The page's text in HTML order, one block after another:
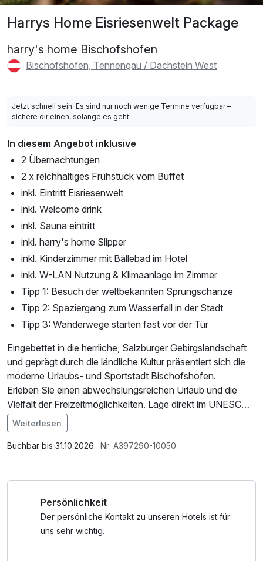
Harrys Home Eisriesenwelt Package
harry's home Bischofshofen
Bischofshofen, Tennengau / Dachstein West
Jetzt schnell sein: Es sind nur noch wenige Termine verfügbar –
sichere dir einen, solange es geht.
In diesem Angebot inklusive
2 Übernachtungen
2 x reichhaltiges Frühstück vom Buffet
inkl. Eintritt Eisriesenwelt
inkl. Welcome drink
inkl. Sauna eintritt
inkl. harry's home Slipper
inkl. Kinderzimmer mit Bällebad im Hotel
inkl. W-LAN Nutzung & Klimaanlage im Zimmer
Tipp 1: Besuch der weltbekannten Sprungschanze
Tipp 2: Spaziergang zum Wasserfall in der Stadt
Tipp 3: Wanderwege starten fast vor der Tür
Eingebettet in die herrliche, Salzburger Gebirgslandschaft
und geprägt durch die ländliche Kultur präsentiert sich die
moderne Urlaubs- und Sportstadt Bischofshofen.
Erleben Sie einen abwechslungsreichen Urlaub und die
Vielfalt der Freizeitmöglichkeiten. Lage direkt im UNESCO
Geopark "Erz der Alpen".
Auf Wunsch bekommen Sie für nur € 5,00 pro Tag eine
Im Angebot enthalten
W-LAN Nutzung / Internetnutzung
Weiterlesen
Buchbar bis 31.10.2026. Nr: A397290-10050
Persönlichkeit
Der persönliche Kontakt zu unseren Hotels ist für
uns sehr wichtig.